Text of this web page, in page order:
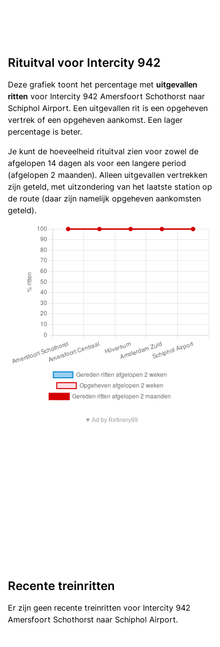
Rituitval voor Intercity 942
Deze grafiek toont het percentage met uitgevallen
ritten voor Intercity 942 Amersfoort Schothorst naar
Schiphol Airport. Een uitgevallen rit is een opgeheven
vertrek of een opgeheven aankomst. Een lager
percentage is beter.
Je kunt de hoeveelheid rituitval zien voor zowel de
afgelopen 14 dagen als voor een langere period
(afgelopen 2 maanden). Alleen uitgevallen vertrekken
zijn geteld, met uitzondering van het laatste station op
de route (daar zijn namelijk opgeheven aankomsten
geteld).
▼ Ad by Refinery89
Recente treinritten
Er zijn geen recente treinritten voor Intercity 942
Amersfoort Schothorst naar Schiphol Airport.